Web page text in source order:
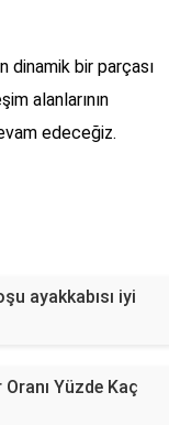
dinamik bir parçası
alanlarının
edeceğiz.
ayakkabısı iyi
Yüzde Kaç